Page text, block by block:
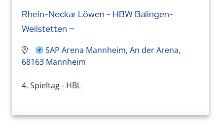
Rhein-Neckar Löwen - HBW Balingen-
Weilstetten ~
SAP Arena Mannheim, An der Arena,
68163 Mannheim
4. Spieltag - HBL